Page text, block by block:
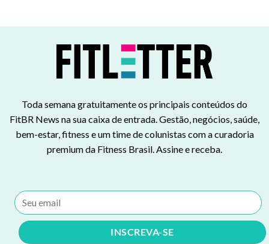
Toda semana gratuitamente os principais conteúdos do
FitBR News na sua caixa de entrada. Gestão, negócios, saúde,
bem-estar, fitness e um time de colunistas com a curadoria
premium da Fitness Brasil. Assine e receba.